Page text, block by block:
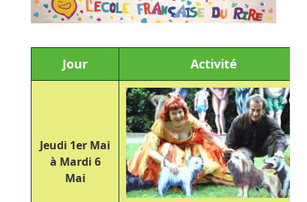
Jour Activité
Jeudi 1er Mai
à Mardi 6
Mai